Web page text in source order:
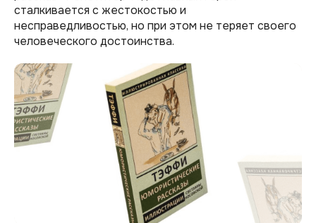
сталкивается с жестокостью и
несправедливостью, но при этом не теряет своего
человеческого достоинства.